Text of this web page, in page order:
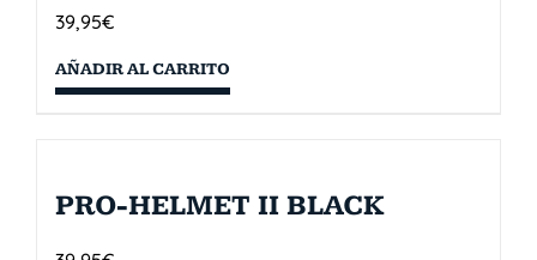
39,95€
AÑADIR AL CARRITO
PRO-HELMET II BLACK